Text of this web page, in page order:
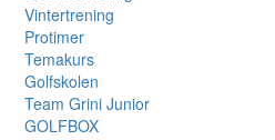
Vintertrening
Protimer
Temakurs
Golfskolen
Team Grini Junior
GOLFBOX